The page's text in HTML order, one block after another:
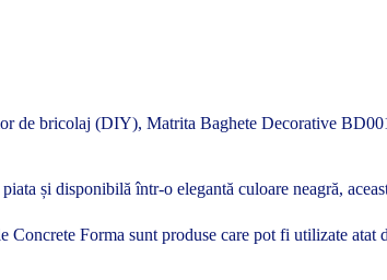
de bricolaj (DIY), Matrita Baghete Decorative
și disponibilă într-o elegantă culoare neagră,
Forma sunt produse care pot fi utilizate